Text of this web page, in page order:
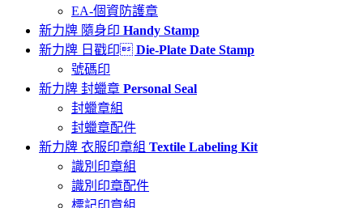
EA-個資防護章
新力牌 隨身印 Handy Stamp
新力牌 日戳印 Die-Plate Date Stamp
號碼印
新力牌 封蠟章 Personal Seal
封蠟章組
封蠟章配件
新力牌 衣服印章組 Textile Labeling Kit
識別印章組
識別印章配件